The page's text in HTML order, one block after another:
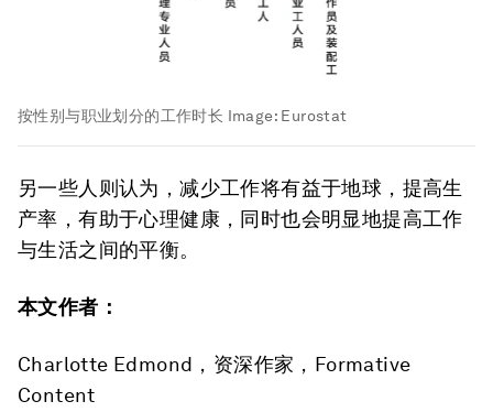
按性别与职业划分的工作时长 Image: Eurostat
另一些人则认为，减少工作将有益于地球，提高生
产率，有助于心理健康，同时也会明显地提高工作
与生活之间的平衡。
本文作者：
Charlotte Edmond，资深作家，Formative
Content